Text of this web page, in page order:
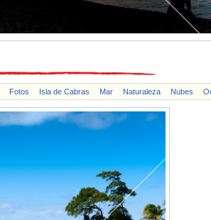
Fotos Isla de Cabras Mar Naturaleza Nubes